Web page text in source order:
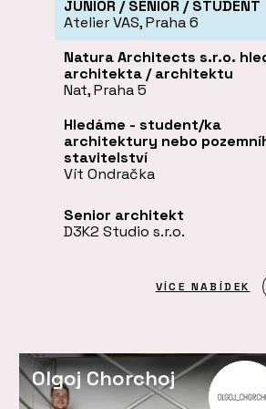
JUNIOR / SENIOR / STUDENT
Atelier VAS, Praha 6
Natura Architects s.r.o.
architekta / architektu
Nat, Praha 5
Hledáme - student/ka
architektury nebo
stavitelství
Vít Ondračka
Senior architekt
D3K2 Studio s.r.o.
VÍCE NABÍDEK
Olgoj Chorchoj